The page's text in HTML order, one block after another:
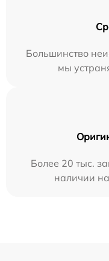
Большинство
мы
Более 20 тыс.
наличии